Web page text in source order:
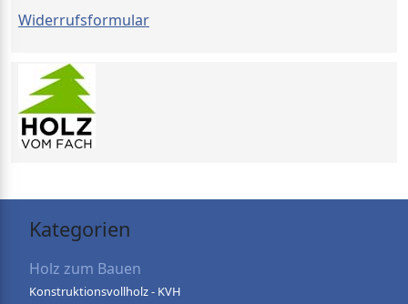
Widerrufsformular
Kategorien
Holz zum Bauen
Konstruktionsvollholz - KVH